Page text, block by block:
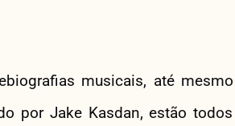
musicais, até
por Jake Kasdan, estão